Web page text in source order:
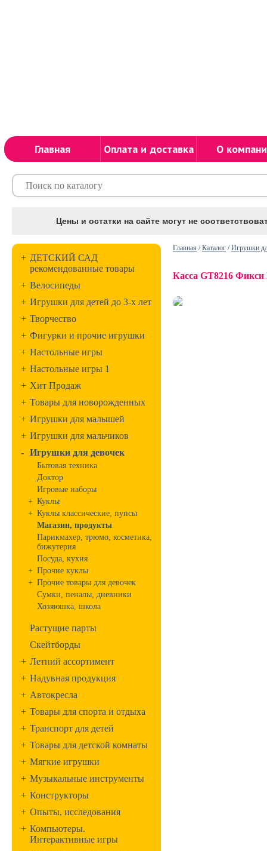
Главная Оплата и доставка О
Цены и остатки на сайте могут не
+ ДЕТСКИЙ САД
рекомендованные товары
+ Велосипеды
+ Игрушки для детей до 3-х лет
+ Творчество
+ Фигурки и прочие игрушки
+ Настольные игры
+ Настольные игры 1
+ Хит Продаж
+ Товары для новорожденных
+ Игрушки для малышей
+ Игрушки для мальчиков
- Игрушки для девочек
Бытовая техника
Доктор
Игровые наборы
+ Куклы
+ Куклы классические, пупсы
Магазин, продукты
Парикмахер, трюмо, косметика,
бижутерия
Посуда, кухня
+ Прочие куклы
+ Прочие товары для девочек
Сумки, пеналы, дневники
Хозяюшка, школа
Растущие парты
Скейтборды
+ Летний ассортимент
+ Надувная продукция
+ Автокресла
+ Товары для спорта и отдыха
+ Транспорт для детей
+ Товары для детской комнаты
+ Мягкие игрушки
+ Музыкальные инструменты
+ Конструкторы
+ Опыты, исследования
+ Компьютеры.
Интерактивные игры
Главная /Каталог /Игрушки
Касса GT8216